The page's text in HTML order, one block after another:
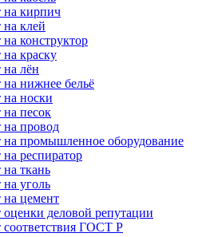
на кирпич
клей
конструктор
краску
лён
нижнее бельё
носки
песок
на провод
на промышленное оборудование
респиратор
ткань
уголь
на цемент
деловой репутации
соответствия ГОСТ Р